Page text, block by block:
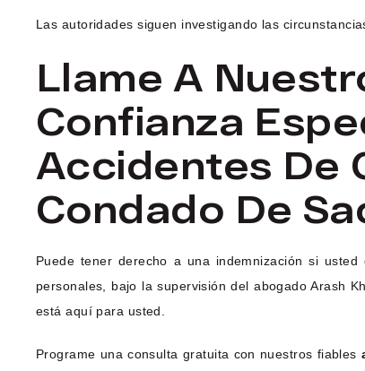
Las autoridades siguen investigando las
Llame A
Confianza
Accidentes De
Condado De
Puede tener derecho a una indemnización si
personales, bajo la supervisión del abogado Arash
está aquí para usted.
Programe una consulta gratuita con nuestros fiables